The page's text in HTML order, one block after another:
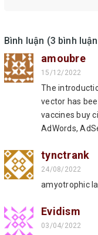
Bình luận (3 bình
amoubre
15/12/2022
The
vector has
vaccines buy
AdWords,
tynctrank
24/08/2022
amyotrophic
Evidism
03/04/2022